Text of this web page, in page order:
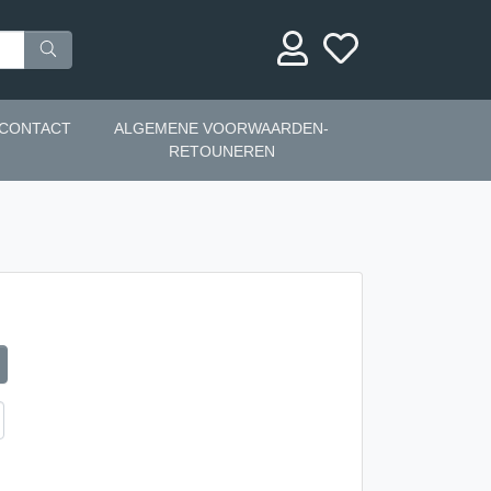
ALGEMENE VOORWAARDEN-
RETOUNEREN